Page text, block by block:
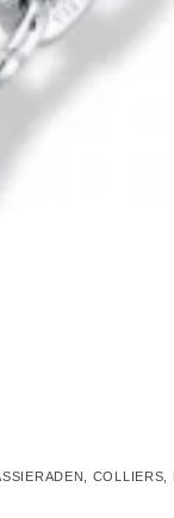
COLLIERS